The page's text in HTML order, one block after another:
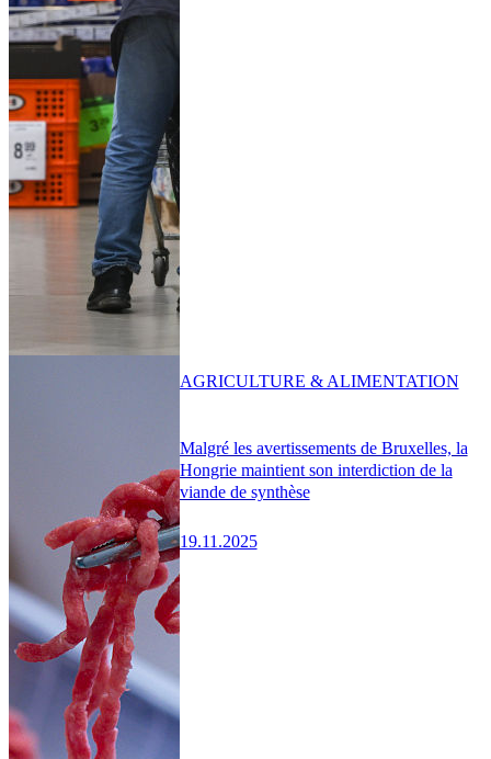
Malgré les avertissements de Bruxelles, la
Hongrie maintient son interdiction de la
viande de synthèse
19.11.2025
AGRICULTURE & ALIMENTATION